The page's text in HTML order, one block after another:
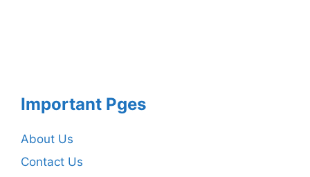
Important Pges
About Us
Contact Us